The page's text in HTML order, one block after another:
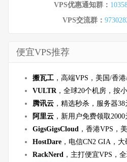
VPS优惠通知群：
VPS交流群：
便宜VPS推荐
搬瓦工 ，高端VPS，美国/香
VULTR ，全球20个机房，按
腾讯云 ，精选秒杀，服务器
阿里云 ，新用户免费领取
GigsGigsCloud ，香港VPS，
HostDare ，电信CN2 GIA，
RackNerd ，主打便宜VPS，